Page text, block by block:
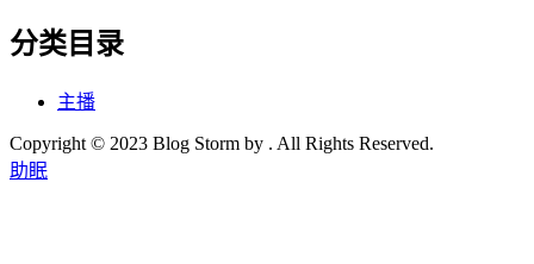
分类目录
主播
Copyright © 2023 Blog Storm by . All Rights Reserved.
助眠